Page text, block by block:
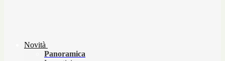
Novità
Panoramica